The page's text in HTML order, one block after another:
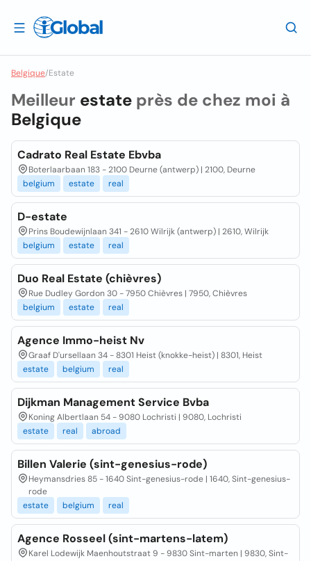
Belgique/Estate
Meilleur estate près de chez moi à
Belgique
Cadrato Real Estate Ebvba
Boterlaarbaan 183 - 2100 Deurne (antwerp) | 2100, Deurne
belgium
estate real
D-estate
Prins Boudewijnlaan 341 - 2610 Wilrijk (antwerp) | 2610, Wilrijk
belgium
estate real
Duo Real Estate (chièvres)
Rue Dudley Gordon 30 - 7950 Chièvres | 7950, Chièvres
belgium
estate real
Agence Immo-heist Nv
Graaf D'ursellaan 34 - 8301 Heist (knokke-heist) | 8301, Heist
estate
belgium real
Dijkman Management Service Bvba
Koning Albertlaan 54 - 9080 Lochristi | 9080, Lochristi
estate
real abroad
Billen Valerie (sint-genesius-rode)
Heymansdries 85 - 1640 Sint-genesius-rode | 1640, Sint-genesius-
rode
estate
belgium real
Agence Rosseel (sint-martens-latem)
Karel Lodewijk Maenhoutstraat 9 - 9830 Sint-marten | 9830, Sint-